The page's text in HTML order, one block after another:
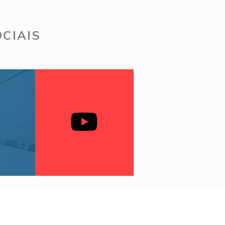
Ago - Calca sarja verde